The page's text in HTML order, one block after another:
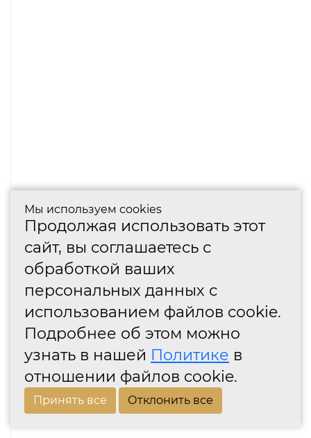
Мы используем cookies
Продолжая использовать этот
сайт, вы соглашаетесь с
обработкой ваших
персональных данных с
использованием файлов cookie.
Подробнее об этом можно
узнать в нашей Политике в
отношении файлов cookie.
Принять все Отклонить все